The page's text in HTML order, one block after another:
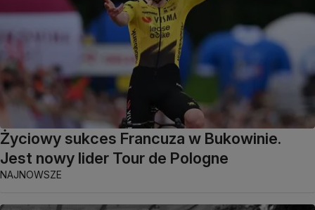
Życiowy sukces Francuza w Bukowinie.
Jest nowy lider Tour de Pologne
NAJNOWSZE